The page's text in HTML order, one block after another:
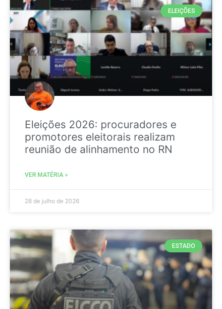
ELEIÇÕES
Eleições 2026: procuradores e
promotores eleitorais realizam
reunião de alinhamento no RN
VER MATÉRIA »
28 de julho de 2026
ESTADO